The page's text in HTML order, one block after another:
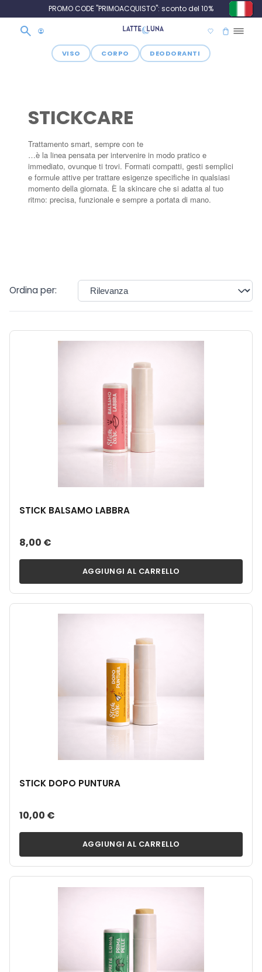
sconto del 10%
VISO CORPO DEODORANTI
STICKCARE
Trattamento smart, sempre con te
…è la linea pensata per intervenire in modo pratico e
immediato, ovunque ti trovi. Formati compatti, gesti semplici
e formule attive per trattare esigenze specifiche in qualsiasi
momento della giornata. È la skincare che si adatta al tuo
ritmo: precisa, funzionale e sempre a portata di mano.
Ordina per:
STICK BALSAMO LABBRA
8,00 €
AGGIUNGI AL CARRELLO
STICK DOPO PUNTURA
10,00 €
AGGIUNGI AL CARRELLO